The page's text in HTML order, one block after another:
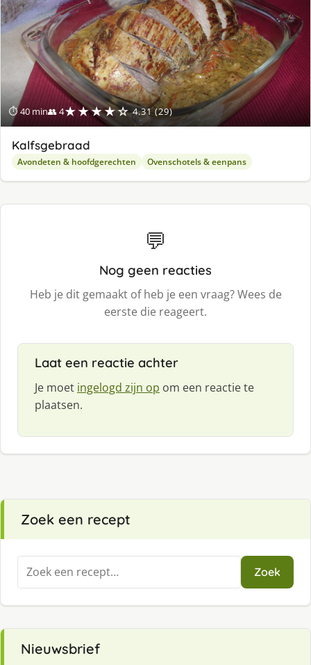
⏱ 40 min👥 4★★★★☆ 4.31 (29)
Kalfsgebraad
Avondeten & hoofdgerechten Ovenschotels & eenpans
💬
Nog geen reacties
Heb je dit gemaakt of heb je een vraag? Wees de
eerste die reageert.
Laat een reactie achter
Je moet ingelogd zijn op om een reactie te
plaatsen.
Zoek een recept
Zoeken
naar:
Zoek
Nieuwsbrief